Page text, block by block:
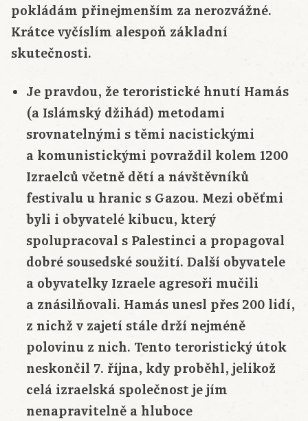
pokládám přinejmenším za nerozvážné.
Krátce vyčíslím alespoň základní
skutečnosti.
Je pravdou, že teroristické hnutí Hamás
(a Islámský džihád) metodami
srovnatelnými s těmi nacistickými
a komunistickými povraždil kolem 1200
Izraelců včetně dětí a návštěvníků
festivalu u hranic s Gazou. Mezi oběťmi
byli i obyvatelé kibucu, který
spolupracoval s Palestinci a propagoval
dobré sousedské soužití. Další obyvatele
a obyvatelky Izraele agresoři mučili
a znásilňovali. Hamás unesl přes 200 lidí,
z nichž v zajetí stále drží nejméně
polovinu z nich. Tento teroristický útok
neskončil 7. října, kdy proběhl, jelikož
celá izraelská společnost je jím
nenapravitelně a hluboce